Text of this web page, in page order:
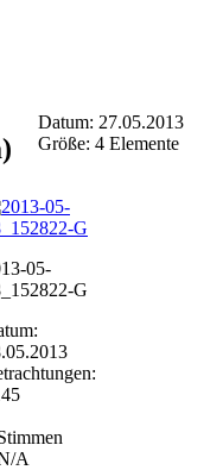
Datum: 27.05.2013
Größe: 4 Elemente
05-
G
A